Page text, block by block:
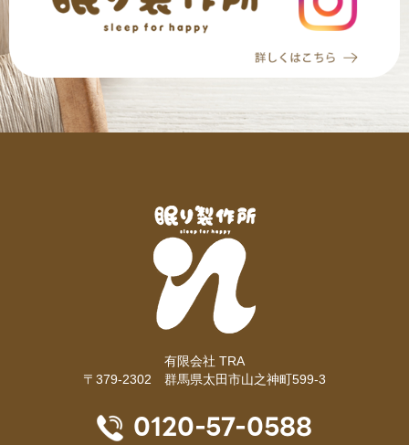
有限会社 TRA
〒379-2302 群馬県太田市山之神町599-3
0120-57-0588